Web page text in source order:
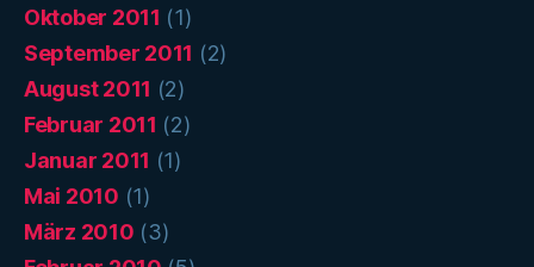
Oktober 2011 (1)
September 2011 (2)
August 2011 (2)
Februar 2011 (2)
Januar 2011 (1)
Mai 2010 (1)
März 2010 (3)